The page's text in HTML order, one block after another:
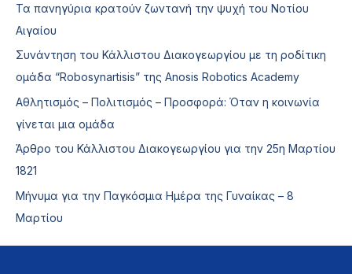
Τα πανηγύρια κρατούν ζωντανή την ψυχή του Νοτίου
Αιγαίου
Συνάντηση του Κάλλιστου Διακογεωργίου με τη ροδίτικη
ομάδα “Robosynartisis” της Anosis Robotics Academy
Αθλητισμός – Πολιτισμός – Προσφορά: Όταν η κοινωνία
γίνεται μια ομάδα
Άρθρο του Κάλλιστου Διακογεωργίου για την 25η Μαρτίου
1821
Μήνυμα για την Παγκόσμια Ημέρα της Γυναίκας – 8
Μαρτίου